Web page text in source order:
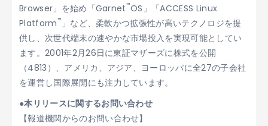
Browser」を始め「Garnet™OS」「ACCESS Linux
Platform™ 」など、柔軟かつ拡張性が高いテクノロジを提
供し、次世代端末の速やかな市場投入を実現可能としてい
ます。2001年2月26日に東証マザーズに株式を公開
（4813）、アメリカ、アジア、ヨーロッパに全27の子会社
を運営し国際展開にも注力しています。
●本リリースに関するお問い合わせ
【報道機関からのお問い合わせ】